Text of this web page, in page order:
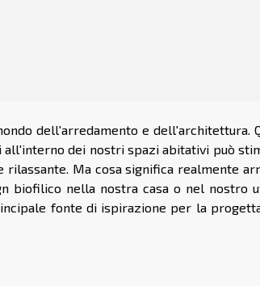
dell'arredamento e dell'architettura.
dei nostri spazi abitativi può
Ma cosa significa realmente
biofilico nella nostra casa o nel nostro
fonte di ispirazione per la